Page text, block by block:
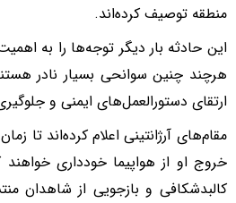
منطقه توصیف کرده‌اند.
این حادثه بار دیگر توجه‌ها را به
هرچند چنین سوانحی بسیار نادر
ارتقای دستورالعمل‌های ایمنی و
مقام‌های آرژانتینی اعلام کرده‌اند تا
خروج او از هواپیما خودداری
کالبدشکافی و بازجویی از شاهدان